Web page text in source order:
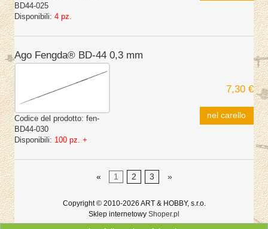
BD44-025
Disponibili: 4 pz.
Ago Fengda® BD-44 0,3 mm
Codice del prodotto: fen-
BD44-030
Disponibili: 100 pz. +
7,30 €
nel carello
« 1 2 3 »
Copyright © 2010-2026 ART & HOBBY, s.r.o.
Sklep internetowy Shoper.pl